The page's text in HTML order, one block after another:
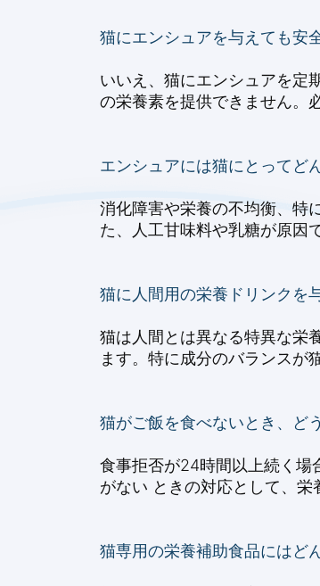
猫にエンシュアを与えても安
いいえ、猫にエンシュアを定
の栄養素を提供できません。
エンシュアには猫にとってど
消化障害や栄養の不均衡、特
た、人工甘味料や乳糖が原因
猫に人間用の栄養ドリンクを
猫は人間とは異なる特異な栄
ます。特に成分のバランスが
猫がご飯を食べないとき、ど
食事拒否が24時間以上続く場
がない ときの対応として、栄
猫専用の栄養補助食品にはど